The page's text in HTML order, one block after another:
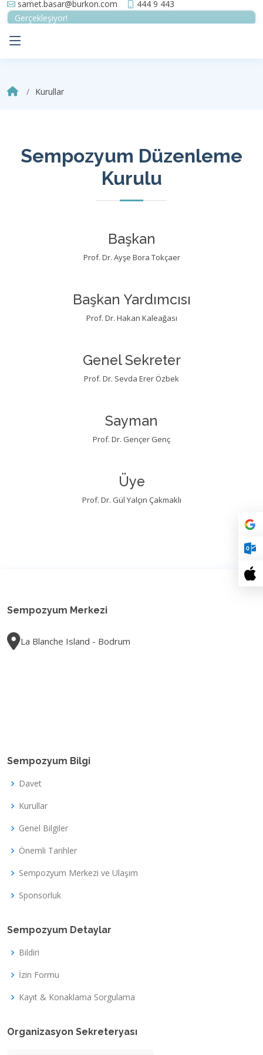
samet.basar@burkon.com
444 9 443
Gerçekleşiyor!
Kurullar
Sempozyum Düzenleme
Kurulu
Başkan
Prof. Dr. Ayşe Bora Tokçaer
Başkan Yardımcısı
Prof. Dr. Hakan Kaleağası
Genel Sekreter
Prof. Dr. Sevda Erer Özbek
Sayman
Prof. Dr. Gençer Genç
Üye
Prof. Dr. Gül Yalçın Çakmaklı
Sempozyum Merkezi
La Blanche Island - Bodrum
Sempozyum Bilgi
Davet
Kurullar
Genel Bilgiler
Önemli Tarihler
Sempozyum Merkezi ve Ulaşım
Sponsorluk
Sempozyum Detaylar
Bildiri
İzin Formu
Kayıt & Konaklama Sorgulama
Organizasyon Sekreteryası